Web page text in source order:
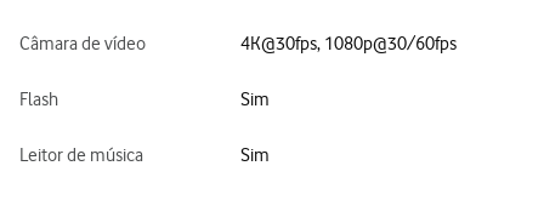
Câmara de vídeo 4K@30fps, 1080p@30/60fps
Flash Sim
Leitor de música Sim